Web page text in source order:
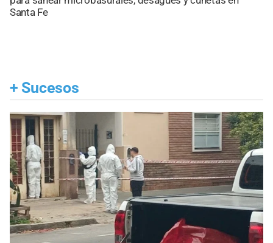
Santa Fe
+ Sucesos